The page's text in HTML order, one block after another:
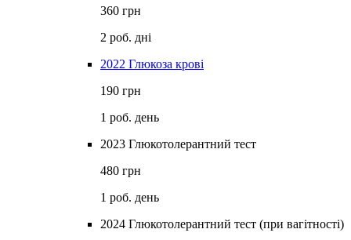
360 грн
2 роб. дні
2022 Глюкоза крові
190 грн
1 роб. день
2023 Глюкотолерантний тест
480 грн
1 роб. день
2024 Глюкотолерантний тест (при вагітності)